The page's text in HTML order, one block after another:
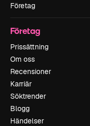
Företag
Företag
Prissättning
Om oss
Recensioner
Karriär
Söktrender
Blogg
Händelser